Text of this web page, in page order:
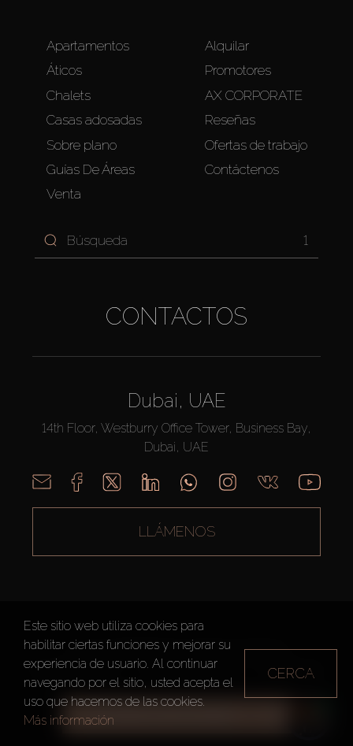
TODOS LOS FILTROS
Apartamentos
Áticos
Chalets
Casas adosadas
Sobre plano
Guías De Áreas
Venta
Alquilar
Promotores
AX CORPORATE
Reseñas
Ofertas de trabajo
Contáctenos
1
CONTACTOS
Dubai, UAE
14th Floor, Westburry Office Tower, Business Bay,
Dubai, UAE
LLÁMENOS
AX CAPITAL ©2026 Todos los derechos reservados
Condiciones de Uso
Política de privacidad Mapa del sitio
Este sitio web utiliza cookies para
habilitar ciertas funciones y mejorar su
experiencia de usuario. Al continuar
navegando por el sitio, usted acepta el
uso que hacemos de las cookies.
Más información
CERCA